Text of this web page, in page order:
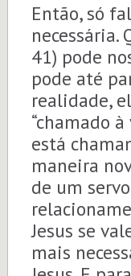
Então, só
necessária.
41) pode
pode até
realidade,
“chamado
está
maneira
de um
Jesus se
mais